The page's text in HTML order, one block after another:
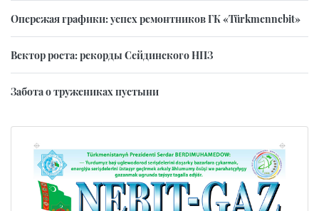
Опережая графики: успех ремонтников ГК «Türkmennebit»
Вектор роста: рекорды Сейдинского НПЗ
Забота о тружениках пустыни